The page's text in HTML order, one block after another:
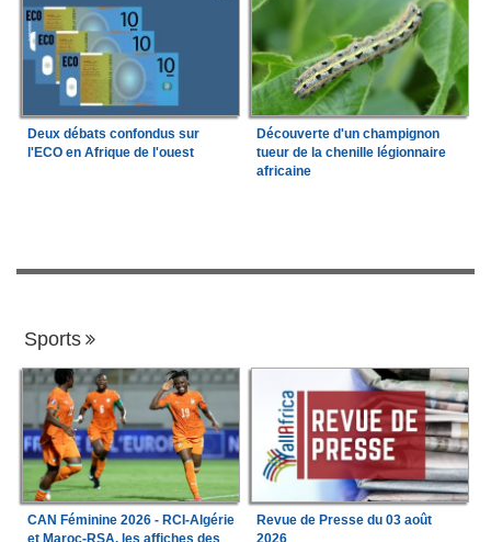
Deux débats confondus sur
l'ECO en Afrique de l'ouest
Découverte d'un champignon
tueur de la chenille légionnaire
africaine
Sports
CAN Féminine 2026 - RCI-Algérie
et Maroc-RSA, les affiches des
Revue de Presse du 03 août
2026